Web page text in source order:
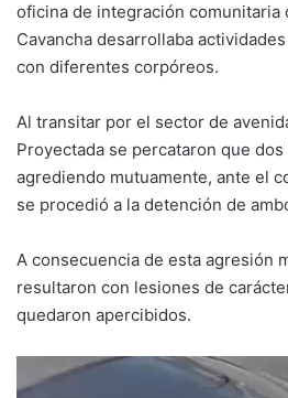
oficina de integración comunitaria
Cavancha desarrollaba
con diferentes corpóreos.
Al transitar por el sector de
Proyectada se percataron que
agrediendo mutuamente, ante el
se procedió a la detención de
A consecuencia de esta agresión
resultaron con lesiones de
quedaron apercibidos.